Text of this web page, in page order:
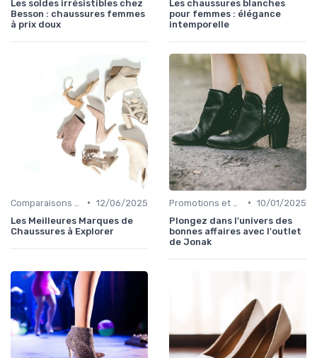
Les soldes irrésistibles chez
Besson : chaussures femmes
à prix doux
Les chaussures blanches
pour femmes : élégance
intemporelle
• 12/06/2025
Les Meilleures Marques de
Chaussures à Explorer
• 10/01/2025
Plongez dans l'univers des
bonnes affaires avec l'outlet
de Jonak